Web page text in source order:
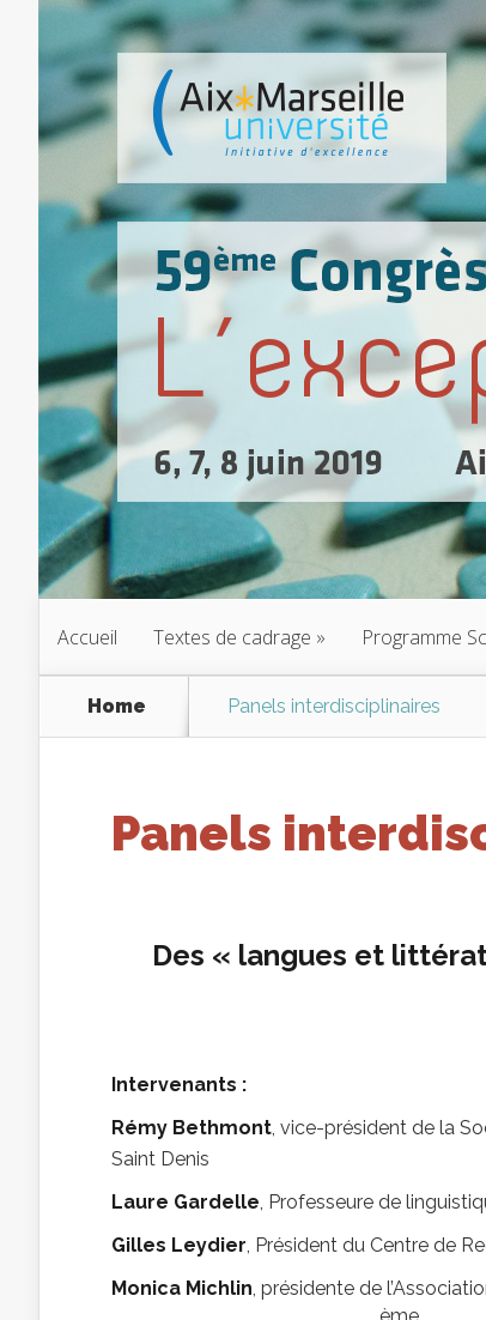
Accueil Textes de cadrage Programme
Home Panels interdisciplinaires
Panels
Des « langues et
Intervenants :
Rémy Bethmont, vice-président de la
Saint Denis
Laure Gardelle, Professeure de
Gilles Leydier, Président du Centre de
Monica Michlin, présidente de